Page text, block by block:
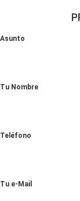
Asunto
Tu Nombre
Teléfono
Tu e-Mail